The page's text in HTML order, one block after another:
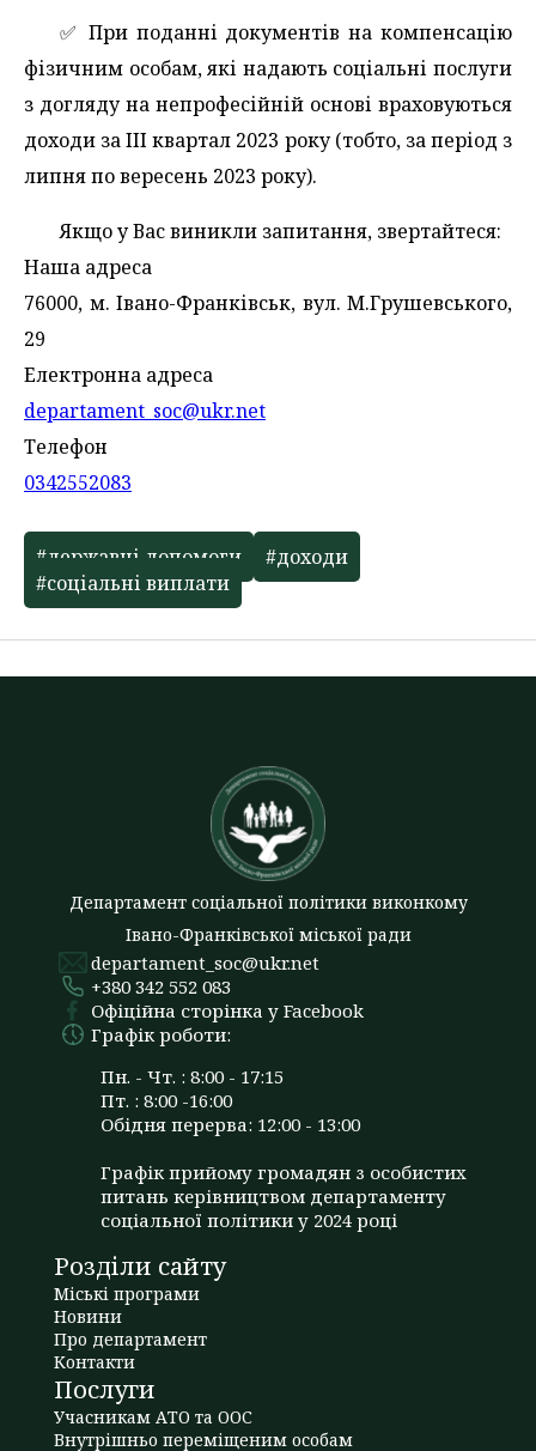
✅️ При поданні документів на компенсацію
фізичним особам, які надають соціальні послуги
з догляду на непрофесійній основі враховуються
доходи за ІІІ квартал 2023 року (тобто, за період з
липня по вересень 2023 року).
Якщо у Вас виникли запитання, звертайтеся:
Наша адреса
76000, м. Івано-Франківськ, вул. М.Грушевського,
29
Електронна адреса
departament_soc@ukr.net
Телефон
0342552083
#державні допомоги
#доходи
#соціальні виплати
Департамент соціальної політики виконкому
Івано-Франківської міської ради
departament_soc@ukr.net
+380 342 552 083
Офіційна сторінка у Facebook
Графік роботи:
Пн. - Чт. : 8:00 - 17:15
Пт. : 8:00 -16:00
Обідня перерва: 12:00 - 13:00
Графік прийому громадян з особистих
питань керівництвом департаменту
соціальної політики у 2024 році
Розділи сайту
Міські програми
Новини
Про департамент
Контакти
Послуги
Учасникам АТО та ООС
Внутрішньо переміщеним особам